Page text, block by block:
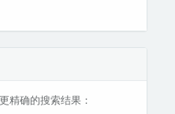
精确的搜索结果：